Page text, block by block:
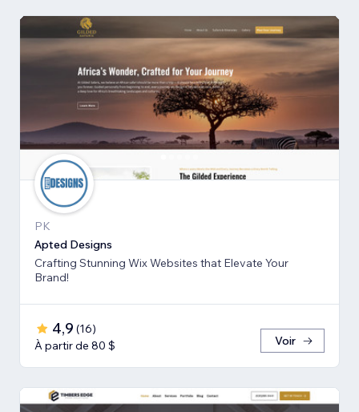
PK
Apted Designs
Crafting Stunning Wix Websites that Elevate Your
Brand!
4,9 (16)
À partir de 80 $
Voir